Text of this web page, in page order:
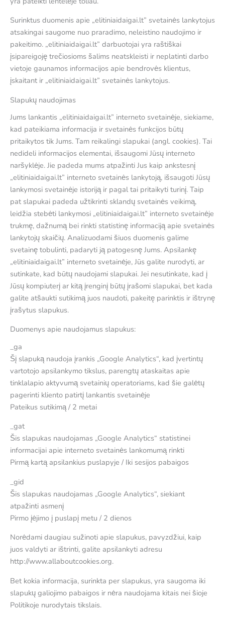
Surinktus duomenis apie „elitiniaidaigai.lt” svetainės lankytojus
atsakingai saugome nuo praradimo, neleistino naudojimo ir
pakeitimo. „elitiniaidaigai.lt” darbuotojai yra raštiškai
įsipareigoję trečiosioms šalims neatskleisti ir neplatinti darbo
vietoje gaunamos informacijos apie bendrovės klientus,
įskaitant ir „elitiniaidaigai.lt” svetainės lankytojus.
Slapukų naudojimas
Jums lankantis „elitiniaidaigai.lt” interneto svetainėje, siekiame,
kad pateikiama informacija ir svetainės funkcijos būtų
pritaikytos tik Jums. Tam reikalingi slapukai (angl. cookies). Tai
nedideli informacijos elementai, išsaugomi Jūsų interneto
naršyklėje. Jie padeda mums atpažinti Jus kaip ankstesnį
„elitiniaidaigai.lt” interneto svetainės lankytoją, išsaugoti Jūsų
lankymosi svetainėje istoriją ir pagal tai pritaikyti turinį. Taip
pat slapukai padeda užtikrinti sklandų svetainės veikimą,
leidžia stebėti lankymosi „elitiniaidaigai.lt” interneto svetainėje
trukmę, dažnumą bei rinkti statistinę informaciją apie svetainės
lankytojų skaičių. Analizuodami šiuos duomenis galime
svetainę tobulinti, padaryti ją patogesnę Jums. Apsilankę
„elitiniaidaigai.lt” interneto svetainėje, Jūs galite nurodyti, ar
sutinkate, kad būtų naudojami slapukai. Jei nesutinkate, kad į
Jūsų kompiuterį ar kitą įrenginį būtų įrašomi slapukai, bet kada
galite atšaukti sutikimą juos naudoti, pakeitę parinktis ir ištrynę
įrašytus slapukus.
Duomenys apie naudojamus slapukus:
_ga
Šį slapuką naudoja įrankis „Google Analytics“, kad įvertintų
vartotojo apsilankymo tikslus, parengtų ataskaitas apie
tinklalapio aktyvumą svetainių operatoriams, kad šie galėtų
pagerinti kliento patirtį lankantis svetainėje
Pateikus sutikimą / 2 metai
_gat
Šis slapukas naudojamas „Google Analytics“ statistinei
informacijai apie interneto svetainės lankomumą rinkti
Pirmą kartą apsilankius puslapyje / Iki sesijos pabaigos
_gid
Šis slapukas naudojamas „Google Analytics“, siekiant
atpažinti asmenį
Pirmo įėjimo į puslapį metu / 2 dienos
Norėdami daugiau sužinoti apie slapukus, pavyzdžiui, kaip
juos valdyti ar ištrinti, galite apsilankyti adresu
http://www.allaboutcookies.org.
Bet kokia informacija, surinkta per slapukus, yra saugoma iki
slapukų galiojimo pabaigos ir nėra naudojama kitais nei šioje
Politikoje nurodytais tikslais.